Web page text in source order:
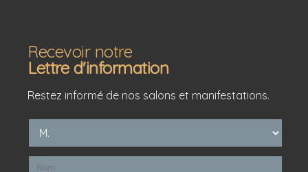
Recevoir notre
Lettre d'information
Restez informé de nos salons et manifestations.